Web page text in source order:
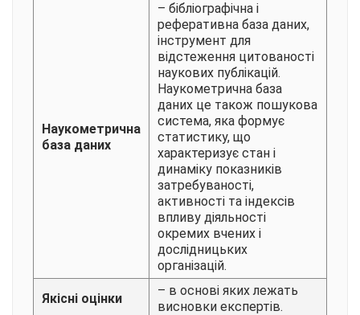
Наукометрична
база даних
– бібліографічна і
реферативна база даних,
інструмент для
відстеження цитованості
наукових публікацій.
Наукометрична база
даних це також пошукова
система, яка формує
статистику, що
характеризує стан і
динаміку показників
затребуваності,
активності та індексів
впливу діяльності
окремих вчених і
дослідницьких
організацій.
Якісні оцінки
– в основі яких лежать
висновки експертів.